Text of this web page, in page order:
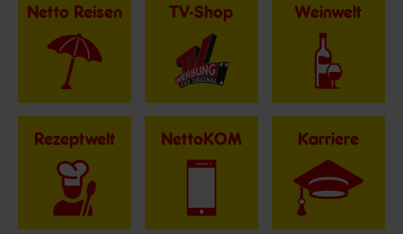
Netto Reisen TV-Shop Weinwelt
Rezeptwelt NettoKOM Karriere